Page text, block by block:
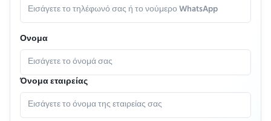
Ονομα
Όνομα εταιρείας